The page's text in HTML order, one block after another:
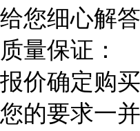
给您细心解
质量保证：
报价确定购
您的要求一